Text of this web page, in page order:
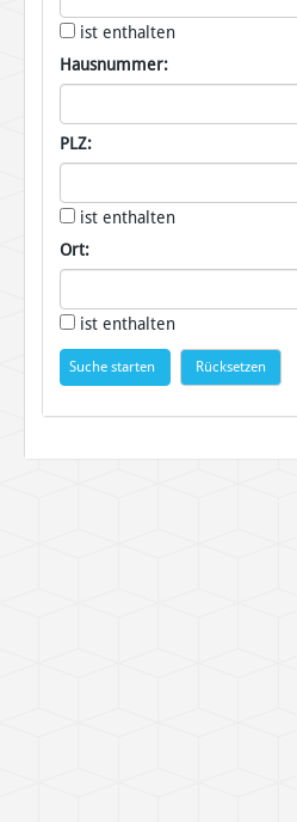
ist enthalten
Hausnummer:
PLZ:
ist enthalten
Ort:
ist enthalten